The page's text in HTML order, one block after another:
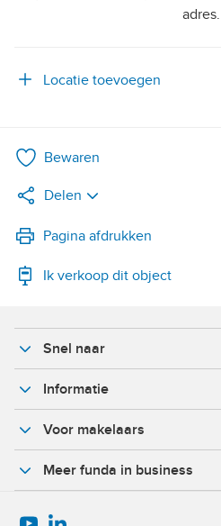
adres.
Locatie toevoegen
Bewaren
Delen
LinkedIn
WhatsApp
Facebook
Pagina afdrukken
Ik verkoop dit object
Snel naar
Informatie
Voor makelaars
Meer funda in business